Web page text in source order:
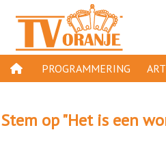
PROGRAMMERING
GESPEELD OP TV ORANJE
Stem op "Het is een